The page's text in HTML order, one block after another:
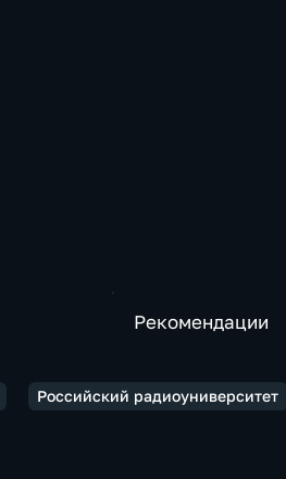
Рекомендации
Российский радиоуниверситет